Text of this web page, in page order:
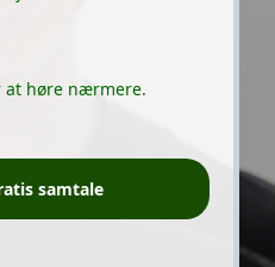
at høre nærmere.
samtale